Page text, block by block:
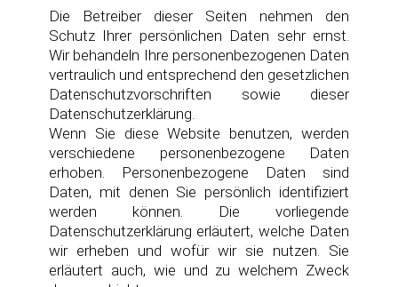
Die Betreiber dieser Seiten nehmen den
Schutz Ihrer persönlichen Daten sehr ernst.
Wir behandeln Ihre personenbezogenen Daten
vertraulich und entsprechend den gesetzlichen
Datenschutzvorschriften sowie dieser
Datenschutzerklärung.
Wenn Sie diese Website benutzen, werden
verschiedene personenbezogene Daten
erhoben. Personenbezogene Daten sind
Daten, mit denen Sie persönlich identifiziert
werden können. Die vorliegende
Datenschutzerklärung erläutert, welche Daten
wir erheben und wofür wir sie nutzen. Sie
erläutert auch, wie und zu welchem Zweck